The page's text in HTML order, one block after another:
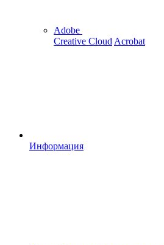
Adobe
Creative Cloud Acrobat
Информация